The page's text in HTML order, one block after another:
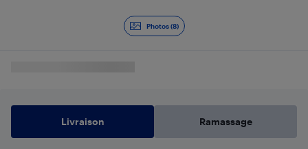
Photos (8)
Livraison Ramassage